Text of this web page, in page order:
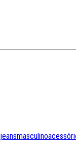
jeansmasculino